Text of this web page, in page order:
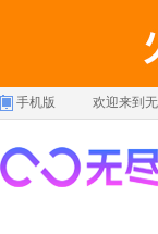
手机版 欢迎来到